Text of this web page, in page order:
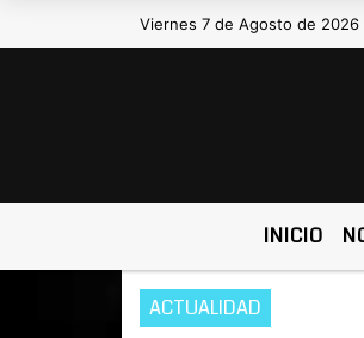
Viernes 7 de Agosto de 2026
Hoy es Viernes 7 de
INICIO
ACTUALIDAD